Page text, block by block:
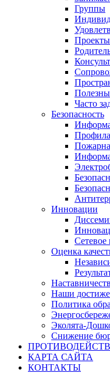
Группы
Часто
Безопасность
Инновации
Сетевое
Оценка
Наши
Политика
Эколята-
Снижение
КАРТА САЙТА
КОНТАКТЫ